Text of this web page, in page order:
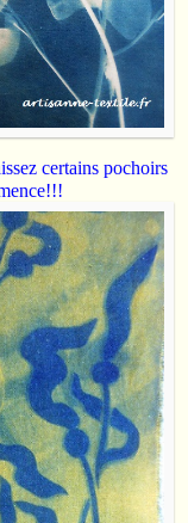
certains pochoirs